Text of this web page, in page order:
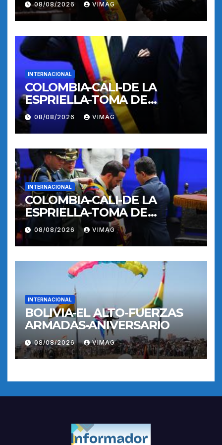
08/08/2026 VIMAG
INTERNACIONAL
COLOMBIA-CALI-DE LA
ESPRIELLA-TOMA DE
POSESION
08/08/2026 VIMAG
INTERNACIONAL
COLOMBIA-CALI-DE LA
ESPRIELLA-TOMA DE
POSESION
08/08/2026 VIMAG
INTERNACIONAL
BOLIVIA-EL ALTO-FUERZAS
ARMADAS-ANIVERSARIO
08/08/2026 VIMAG